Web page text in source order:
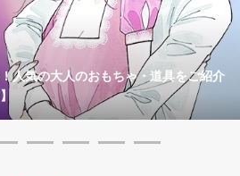
人気の大人のおもちゃ・道具をご紹介